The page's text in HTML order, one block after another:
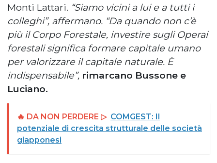
Monti Lattari. “Siamo vicini a lui e a tutti i
colleghi”, affermano. “Da quando non c’è
più il Corpo Forestale, investire sugli Operai
forestali significa formare capitale umano
per valorizzare il capitale naturale. È
indispensabile”, rimarcano Bussone e
Luciano.
🔥 DA NON PERDERE ▷ COMGEST: Il
potenziale di crescita strutturale delle società
giapponesi